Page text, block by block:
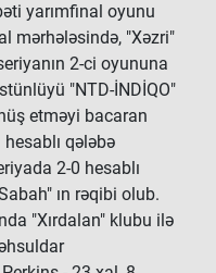
yarımfinal oyunu
mərhələsində, "Xəzri"
2-ci oyununa
"NTD-İNDİQO"
etməyi bacaran
qələbə
2-0 hesablı
ın rəqibi olub.
"Xırdalan" klubu ilə